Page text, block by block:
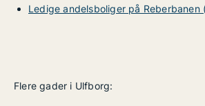
Ledige andelsboliger på Reberbanen
Flere gader i Ulfborg: